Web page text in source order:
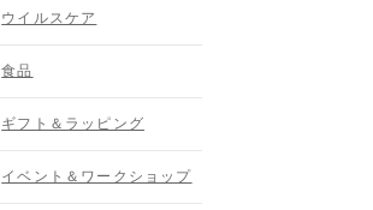
ウイルスケア
食品
ギフト＆ラッピング
イベント＆ワークショップ